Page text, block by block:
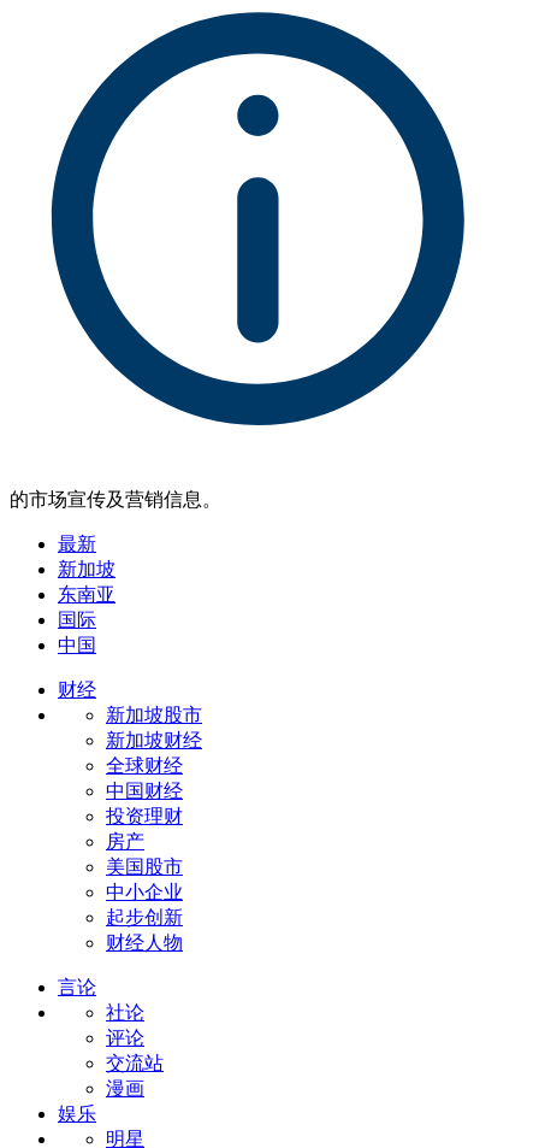
的市场宣传及营销信息。
最新
新加坡
东南亚
国际
中国
财经
新加坡股市
新加坡财经
全球财经
中国财经
投资理财
房产
美国股市
中小企业
起步创新
财经人物
言论
社论
评论
交流站
漫画
娱乐
明星